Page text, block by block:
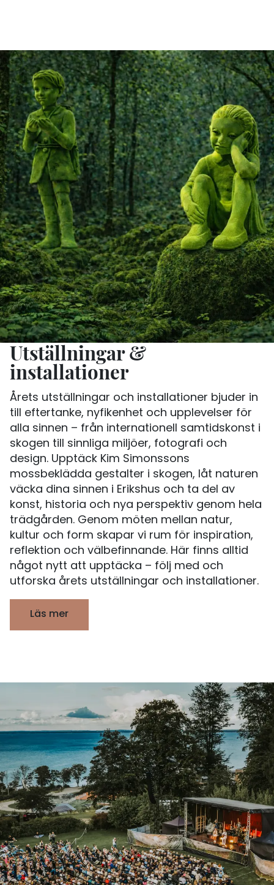
Utställningar &
installationer
Årets utställningar och installationer bjuder in
till eftertanke, nyfikenhet och upplevelser för
alla sinnen – från internationell samtidskonst i
skogen till sinnliga miljöer, fotografi och
design. Upptäck Kim Simonssons
mossbeklädda gestalter i skogen, låt naturen
väcka dina sinnen i Erikshus och ta del av
konst, historia och nya perspektiv genom hela
trädgården. Genom möten mellan natur,
kultur och form skapar vi rum för inspiration,
reflektion och välbefinnande. Här finns alltid
något nytt att upptäcka – följ med och
utforska årets utställningar och installationer.
Läs mer